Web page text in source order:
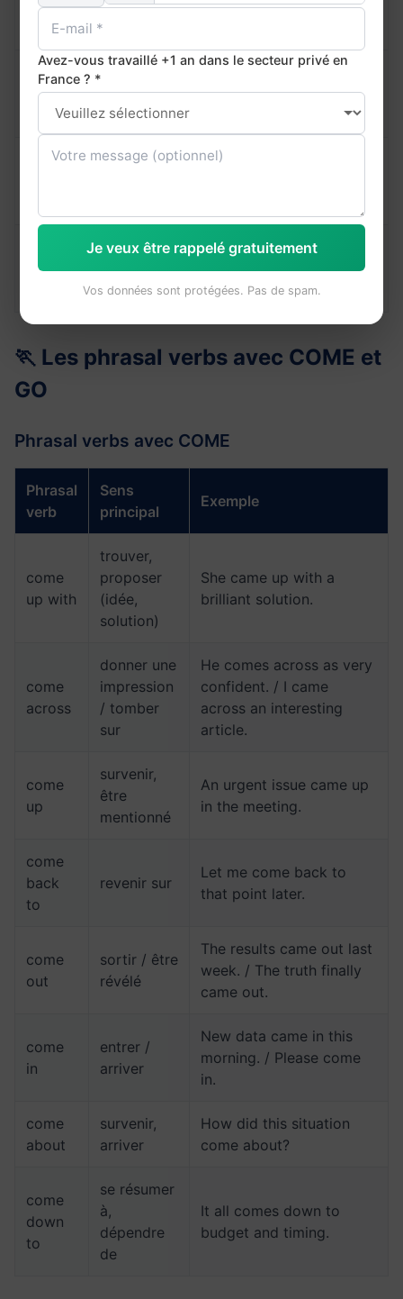
take in
comprendre /
inclure
in — I'll need time to
take
away
emporter /
retirer /
apprendre de
What did you take
away from the
ressembler à
She takes after her
mother in terms of
leadership style.
🏃 Les phrasal verbs avec COME et
GO
Phrasal verbs avec COME
Phrasal
verb
Sens
principal
Exemple
come
up with
trouver,
proposer
(idée,
solution)
She came up with a
brilliant solution.
come
across
donner une
impression
/ tomber
sur
He comes across as very
confident. / I came
across an interesting
article.
come
up
survenir,
être
mentionné
An urgent issue came up
in the meeting.
come
back
to
revenir sur
Let me come back to
that point later.
come
out
sortir / être
révélé
The results came out last
week. / The truth finally
came out.
come
in
entrer /
arriver
New data came in this
morning. / Please come
in.
come
about
survenir,
arriver
How did this situation
come about?
come
down
to
se résumer
à,
dépendre
de
It all comes down to
budget and timing.
Avez-vous travaillé +1 an dans le secteur privé en
France ? *
Je veux être rappelé gratuitement
Vos données sont protégées. Pas de spam.